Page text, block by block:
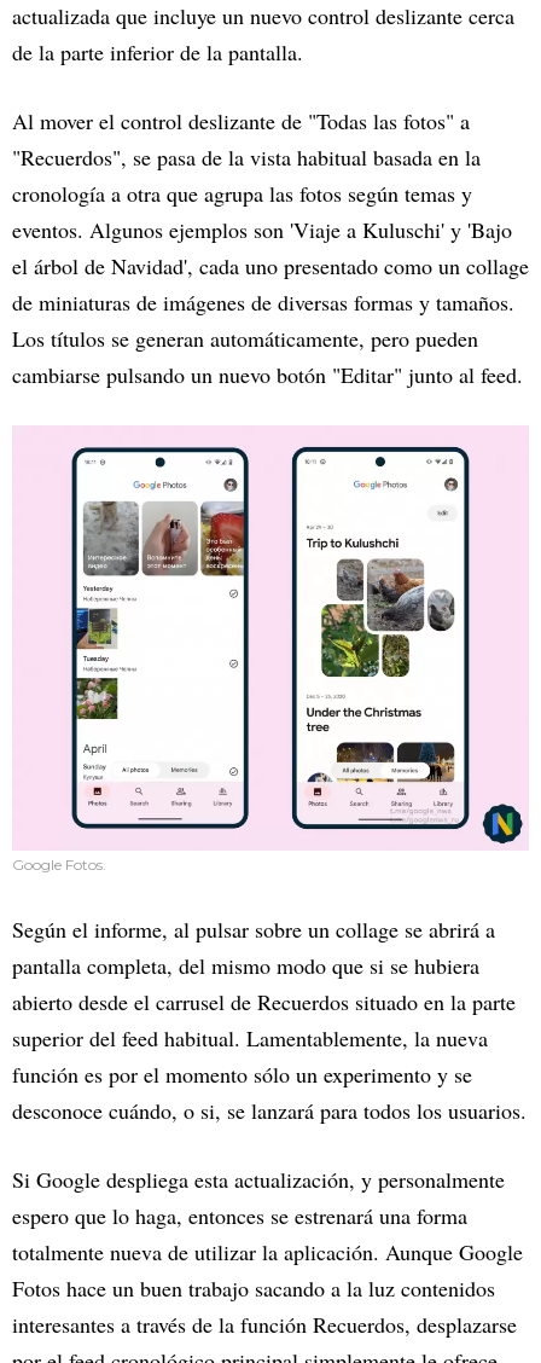
actualizada que incluye un nuevo control deslizante cerca
de la parte inferior de la pantalla.
Al mover el control deslizante de "Todas las fotos" a
"Recuerdos", se pasa de la vista habitual basada en la
cronología a otra que agrupa las fotos según temas y
eventos. Algunos ejemplos son 'Viaje a Kuluschi' y 'Bajo
el árbol de Navidad', cada uno presentado como un collage
de miniaturas de imágenes de diversas formas y tamaños.
Los títulos se generan automáticamente, pero pueden
cambiarse pulsando un nuevo botón "Editar" junto al feed.
Google Fotos.
Según el informe, al pulsar sobre un collage se abrirá a
pantalla completa, del mismo modo que si se hubiera
abierto desde el carrusel de Recuerdos situado en la parte
superior del feed habitual. Lamentablemente, la nueva
función es por el momento sólo un experimento y se
desconoce cuándo, o si, se lanzará para todos los usuarios.
Si Google despliega esta actualización, y personalmente
espero que lo haga, entonces se estrenará una forma
totalmente nueva de utilizar la aplicación. Aunque Google
Fotos hace un buen trabajo sacando a la luz contenidos
interesantes a través de la función Recuerdos, desplazarse